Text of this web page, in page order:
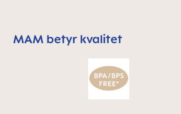
Skip MAM Means Quality Icon Bar
MAM betyr kvalitet